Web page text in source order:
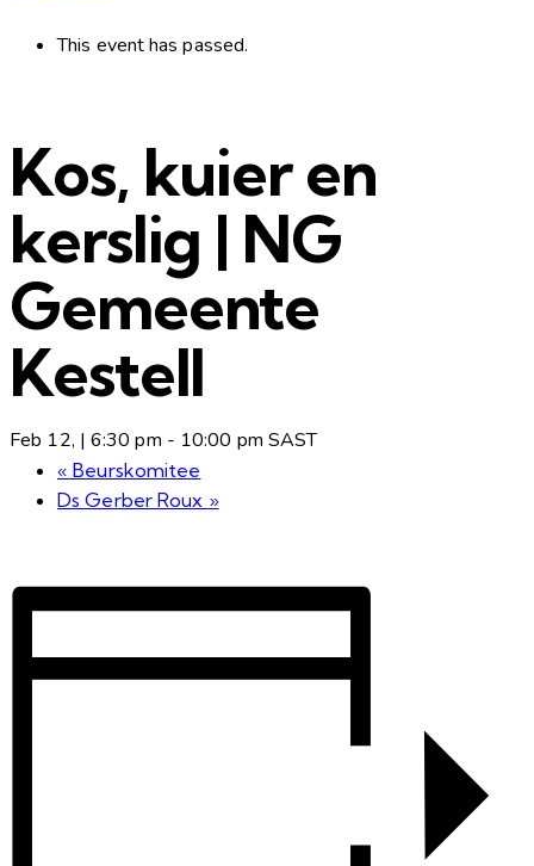
This event has passed.
Kos, kuier en
kerslig | NG
Gemeente
Kestell
Feb 12, | 6:30 pm - 10:00 pm SAST
« Beurskomitee
Ds Gerber Roux »